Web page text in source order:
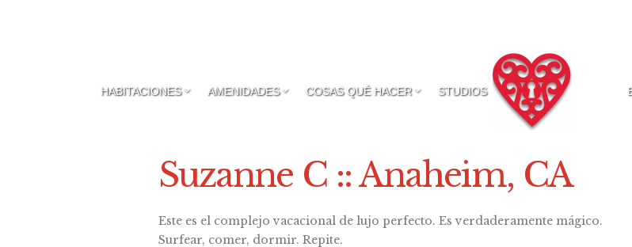
HABITACIONES AMENIDADES COSAS QUÉ HACER STUDIOS
Suzanne C :: Anaheim, CA
Este es el complejo vacacional de lujo perfecto. Es verdaderamente mágico.
Surfear, comer, dormir. Repite.